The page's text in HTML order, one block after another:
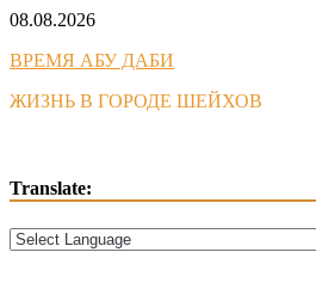
Skip
content
08.08.2026
ВРЕМЯ АБУ ДАБИ
ЖИЗНЬ В ГОРОДЕ ШЕЙХОВ
Translate: